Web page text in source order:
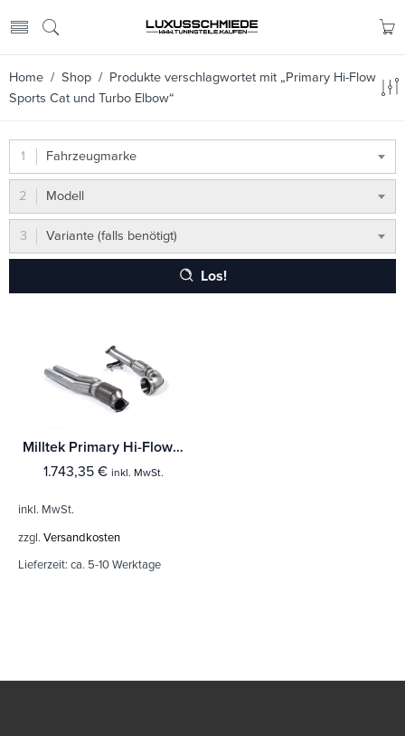
Home / Shop / Produkte verschlagwortet mit „Primary Hi-Flow
Sports Cat und Turbo Elbow“
Fahrzeugmarke
Modell
Variante (falls benötigt)
Los!
Milltek Primary Hi-Flow Sports Cat und Turbo Elbow Audi RS3 Sportback (8V MQB - Nur Vorfacelift Modelle
1.743,35 € inkl. MwSt.
inkl. MwSt.
zzgl. Versandkosten
Lieferzeit: ca. 5-10 Werktage